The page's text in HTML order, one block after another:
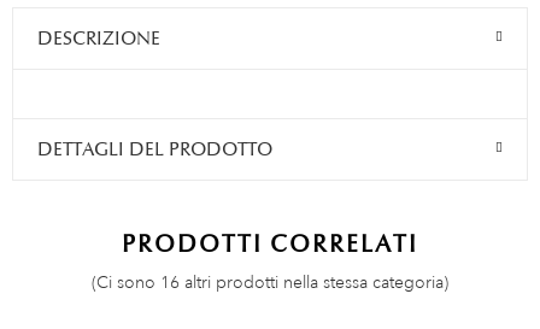
DESCRIZIONE
DETTAGLI DEL PRODOTTO
PRODOTTI CORRELATI
(Ci sono 16 altri prodotti nella stessa categoria)